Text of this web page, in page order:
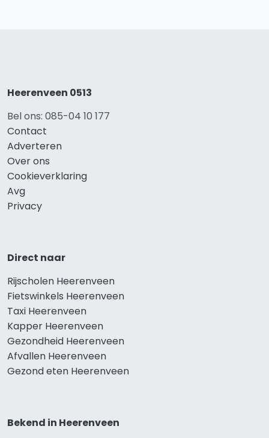
Heerenveen 0513
Bel ons: 085-04 10 177
Contact
Adverteren
Over ons
Cookieverklaring
Avg
Privacy
Direct naar
Rijscholen Heerenveen
Fietswinkels Heerenveen
Taxi Heerenveen
Kapper Heerenveen
Gezondheid Heerenveen
Afvallen Heerenveen
Gezond eten Heerenveen
Bekend in Heerenveen